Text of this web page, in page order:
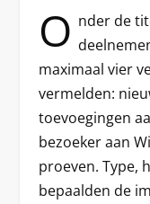
O nder de
maximaal vier
vermelden:
toevoegingen
bezoeker aan
proeven. Type,
bepaalden de